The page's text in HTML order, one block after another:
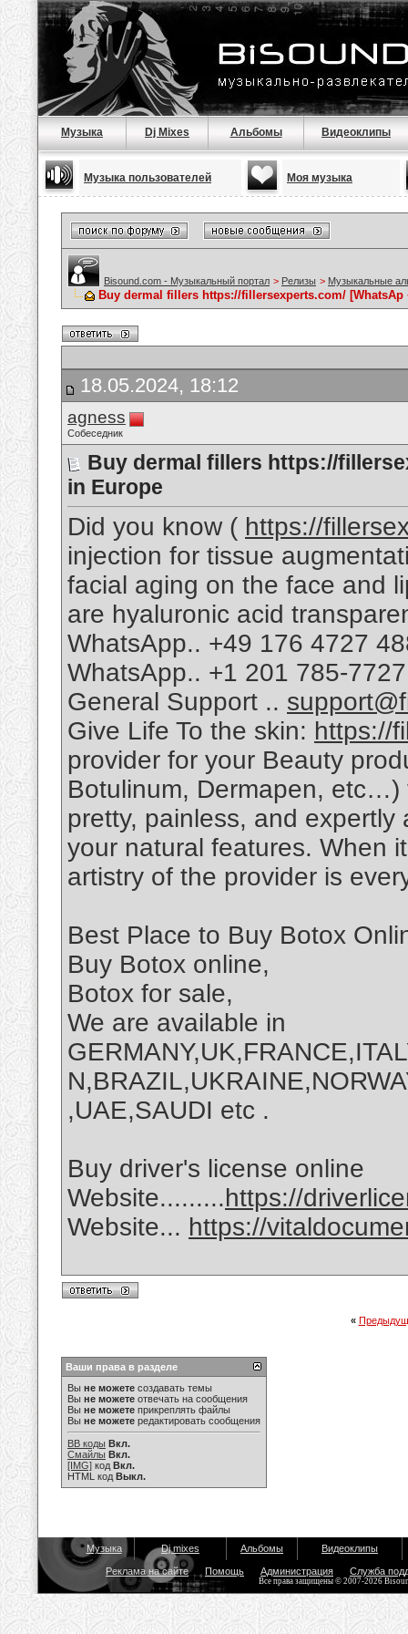
Музыка Dj Mixes Альбомы Видеоклипы
Музыка пользователей Моя музыка
Bisound.com - Музыкальный портал > Релизы > Музыкальные
Buy dermal fillers https://fillersexperts.com/ [WhatsAp
18.05.2024, 18:12
agness
Собеседник
Buy dermal fillers https://
in Europe
Did you know ( https://
injection for tissue
facial aging on the face and
are hyaluronic acid
WhatsApp.. +49 176 4727
WhatsApp.. +1 201 785-7727
General Support ..
Give Life To the skin: https://
provider for your Beauty
Botulinum, Dermapen, etc…)
pretty, painless, and
your natural features. When
artistry of the provider is
Best Place to Buy Botox
Buy Botox online,
Botox for sale,
We are available in
,UAE,SAUDI etc .
Buy driver's license online
Website.........https://
Website... https://
«
Ваши права в разделе
Вы не можете создавать темы
Вы не можете отвечать на сообщения
Вы не можете прикреплять файлы
Вы не можете редактировать сообщения
BB коды Вкл.
Смайлы Вкл.
[IMG] код Вкл.
HTML код Выкл.
Музыка Dj mixes Альбомы Видеоклипы
Реклама на сайте Помощь Администрация Служба
Все права защищены © 2007-2026